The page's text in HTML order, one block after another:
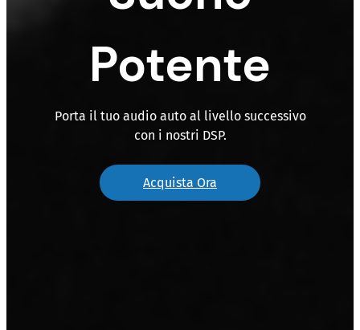
Potente
Porta il tuo audio auto al livello successivo
con i nostri DSP.
Acquista Ora